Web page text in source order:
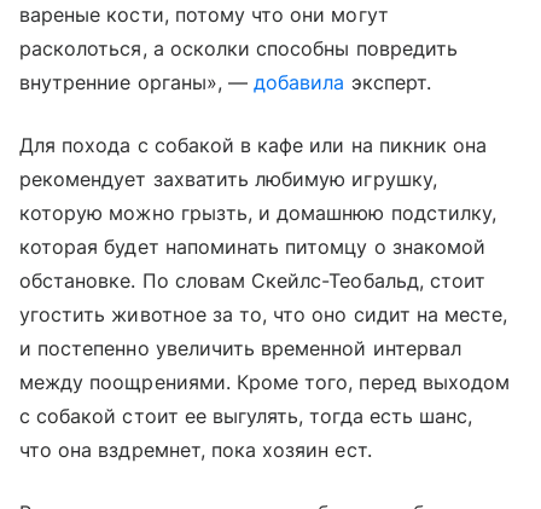
вареные кости, потому что они могут
расколоться, а осколки способны повредить
внутренние органы», —добавила эксперт.
Для похода с собакой в кафе или на пикник она
рекомендует захватить любимую игрушку,
которую можно грызть, и домашнюю подстилку,
которая будет напоминать питомцу о знакомой
обстановке. По словам Скейлс-Теобальд, стоит
угостить животное за то, что оно сидит на месте,
и постепенно увеличить временной интервал
между поощрениями. Кроме того, перед выходом
с собакой стоит ее выгулять, тогда есть шанс,
что она вздремнет, пока хозяин ест.